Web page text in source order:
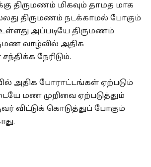
திருமணம் மிகவும் தாமத மாக
திருமணம் நடக்காமல் போகும்
அப்படியே திருமணம்
வாழ்வில் அதிக
நேரிடும்.
அதிக போராட்டங்கள் ஏற்படும்
மண முறிவை ஏற்படுத்தும்
விட்டுக் கொடுத்துப் போகும்